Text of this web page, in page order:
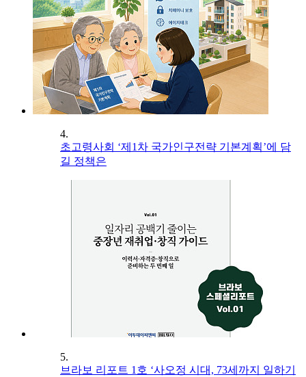
4.
초고령사회 ‘제1차 국가인구전략 기본계획’에 담
길 정책은
5.
브라보 리포트 1호 ‘사오정 시대, 73세까지 일하기